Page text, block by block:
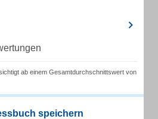
ab einem Gesamtdurchschnittswert von
speichern